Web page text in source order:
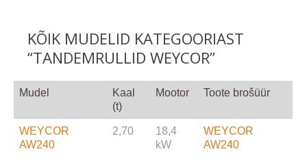
KÕIK MUDELID KATEGOORIAST
“TANDEMRULLID WEYCOR”
Mudel
Kaal
(t)
Mootor Toote brošüür
WEYCOR
AW240
2,70
18,4
kW
WEYCOR
AW240